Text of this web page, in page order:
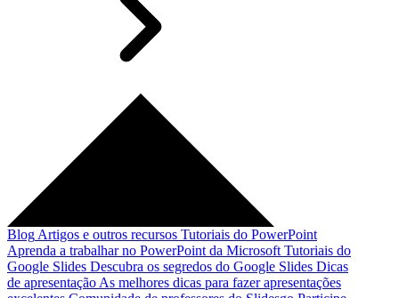
Blog Artigos e outros recursos Tutoriais do PowerPoint
Aprenda a trabalhar no PowerPoint da Microsoft Tutoriais do
Google Slides Descubra os segredos do Google Slides Dicas
de apresentação As melhores dicas para fazer apresentações